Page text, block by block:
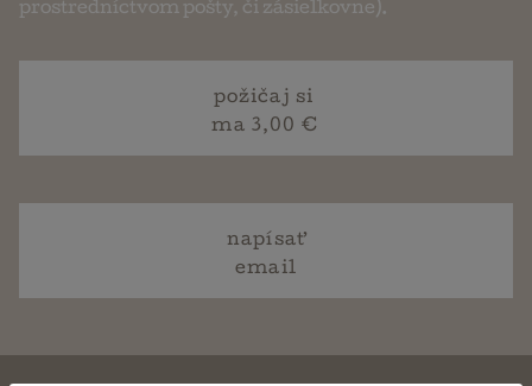
prostredníctvom pošty, či zásielkovne).
požičaj si
ma 3,00 €
napísať
email